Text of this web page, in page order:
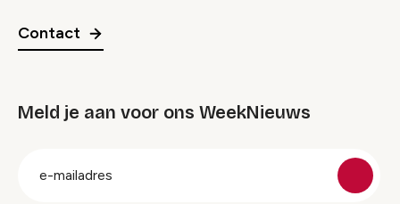
Contact
Meld je aan voor ons WeekNieuws